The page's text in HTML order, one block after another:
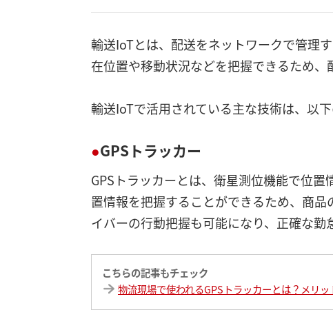
輸送IoTとは、配送をネットワークで管理
在位置や移動状況などを把握できるため、
輸送IoTで活用されている主な技術は、以下
GPSトラッカー
GPSトラッカーとは、衛星測位機能で位
置情報を把握することができるため、商
イバーの行動把握も可能になり、正確な勤
こちらの記事もチェック
物流現場で使われるGPSトラッカーとは？メリ